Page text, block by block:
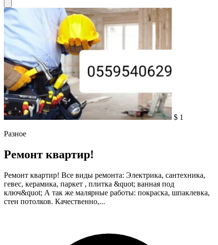
$ 1
Разное
Ремонт квартир!
Ремонт квартир! Все виды ремонта: Электрика, сантехника,
гевес, керамика, паркет , плитка &quot; ванная под
ключ&quot; А так же малярные работы: покраска, шпаклевка,
стен потолков. Качественно,...